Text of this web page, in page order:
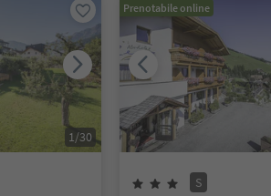
1/30
Prenotabile online
S